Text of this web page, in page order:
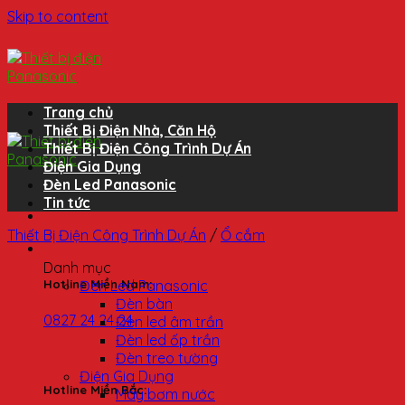
Skip to content
Hotline Miền Nam:
0827 24 24 24
Hotline Miền Bắc:
Trang chủ
Thiết Bị Điện Nhà, Căn Hộ
Thiết Bị Điện Công Trình Dự Án
Điện Gia Dụng
Đèn Led Panasonic
Tin tức
Thiết Bị Điện Công Trình Dự Án / Ổ cắm
Danh mục
Đèn Led Panasonic
Đèn bàn
Đèn led âm trần
Đèn led ốp trần
Đèn treo tường
Điện Gia Dụng
Máy bơm nước